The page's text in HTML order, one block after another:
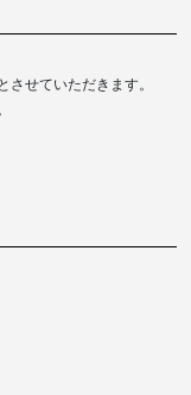
せていただきます。